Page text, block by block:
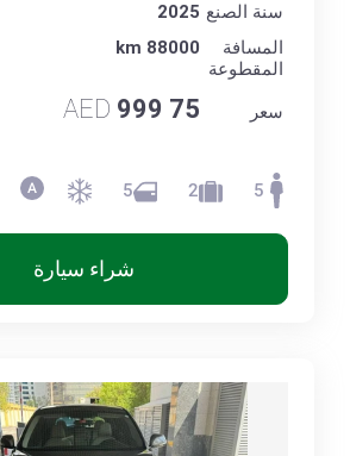
سنة الصنع 2025
المسافة
المقطوعة
88000 km
سعر 75 999
AED
5
2
5
شراء سيارة